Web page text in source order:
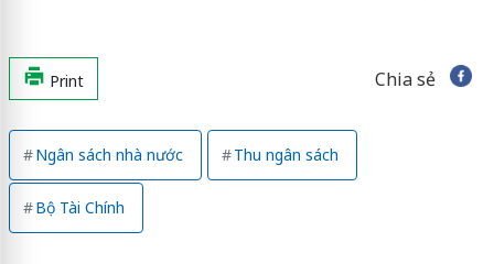
Print Chia sẻ
Ngân sách nhà nước Thu ngân sách
Bộ Tài Chính